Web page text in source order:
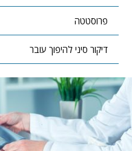
פרוסטטה
דיקור סיני להיפוך עובר